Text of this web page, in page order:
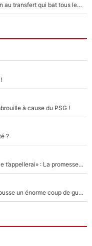
140M€ pour Yan Diomandé : Le PSG a dit non au transfert qui bat tous les records sur le mercato
à cause du PSG !
?
Mercato - OM - «Dès que je prends un club, je t’appellerai» : La promesse de Marcelino au moment de claquer la porte
Victime de racisme contre Murray, Kyrgios pousse un énorme coup de gueule !